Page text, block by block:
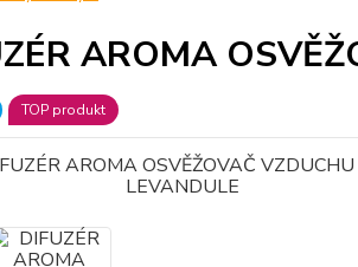
AROMA
TOP produkt